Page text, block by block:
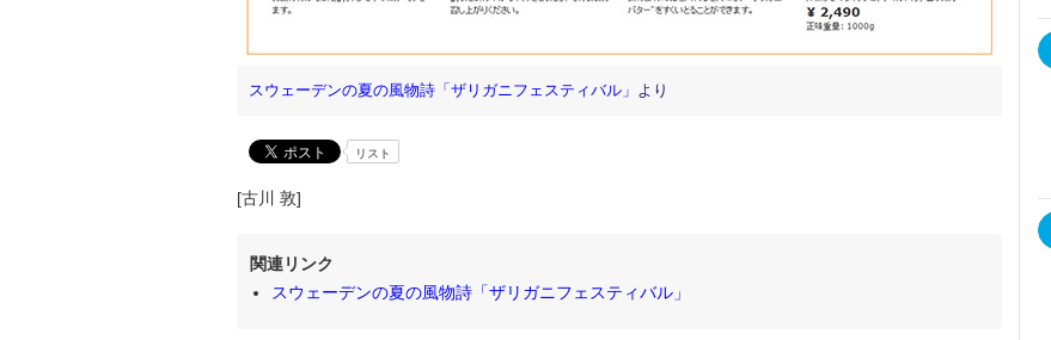
スウェーデンの夏の風物詩「ザリガニフェスティバル」 より
リスト
[古川 敦]
関連リンク
スウェーデンの夏の風物詩「ザリガニフェスティバル」